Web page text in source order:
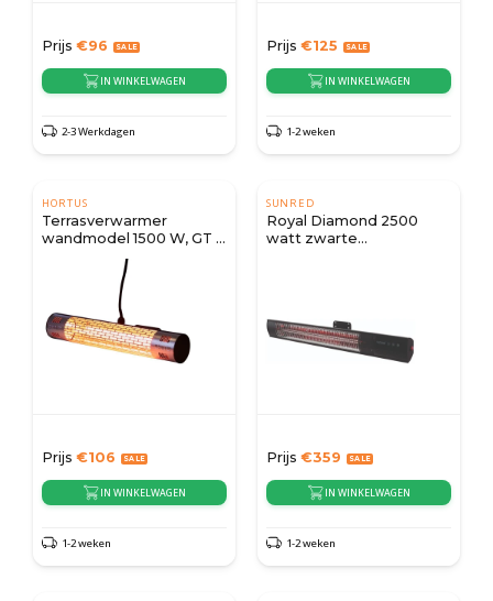
Prijs €96
IN WINKELWAGEN
2-3 Werkdagen
Prijs €125
IN WINKELWAGEN
1-2 weken
HORTUS
Terrasverwarmer
wandmodel 1500 W, GT -
Prijs €106
IN WINKELWAGEN
1-2 weken
SUNRED
Royal Diamond 2500
watt zwarte
Prijs €359
IN WINKELWAGEN
1-2 weken